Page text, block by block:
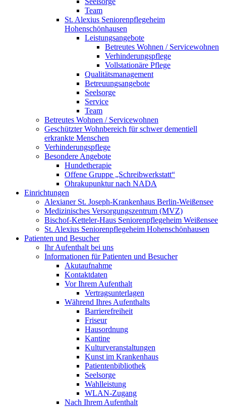
Team
St. Alexius Seniorenpflegeheim
Hohenschönhausen
Leistungsangebote
Betreutes Wohnen / Servicewohnen
Verhinderungspflege
Vollstationäre Pflege
Qualitätsmanagement
Betreuungsangebote
Seelsorge
Service
Team
Betreutes Wohnen / Servicewohnen
Geschützter Wohnbereich für schwer dementiell
erkrankte Menschen
Verhinderungspflege
Besondere Angebote
Hundetherapie
Offene Gruppe „Schreibwerkstatt“
Ohrakupunktur nach NADA
Einrichtungen
Alexianer St. Joseph-Krankenhaus Berlin-Weißensee
Medizinisches Versorgungszentrum (MVZ)
Bischof-Ketteler-Haus Seniorenpflegeheim Weißensee
St. Alexius Seniorenpflegeheim Hohenschönhausen
Patienten und Besucher
Ihr Aufenthalt bei uns
Informationen für Patienten und Besucher
Akutaufnahme
Kontaktdaten
Vor Ihrem Aufenthalt
Vertragsunterlagen
Während Ihres Aufenthalts
Barrierefreiheit
Friseur
Hausordnung
Kantine
Kulturveranstaltungen
Kunst im Krankenhaus
Patientenbibliothek
Seelsorge
Wahlleistung
WLAN-Zugang
Nach Ihrem Aufenthalt